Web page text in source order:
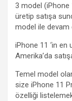
3 model (iPhone
üretip satışa
model ile devam
iPhone 11 ‘in en
Amerika’da
Temel model
size iPhone 11
özelliği